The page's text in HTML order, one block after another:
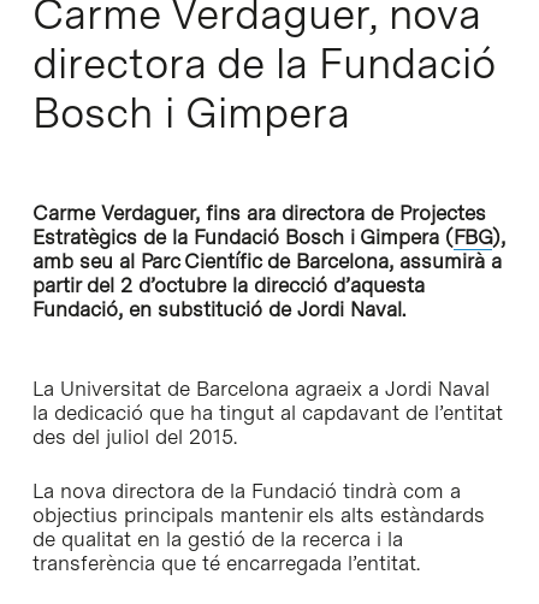
Carme Verdaguer, nova
directora de la Fundació
Bosch i Gimpera
Carme Verdaguer, fins ara directora de Projectes
Estratègics de la Fundació Bosch i Gimpera (FBG),
amb seu al Parc Científic de Barcelona, assumirà a
partir del 2 d’octubre la direcció d’aquesta
Fundació, en substitució de Jordi Naval.
La Universitat de Barcelona agraeix a Jordi Naval
la dedicació que ha tingut al capdavant de l’entitat
des del juliol del 2015.
La nova directora de la Fundació tindrà com a
objectius principals mantenir els alts estàndards
de qualitat en la gestió de la recerca i la
transferència que té encarregada l’entitat.